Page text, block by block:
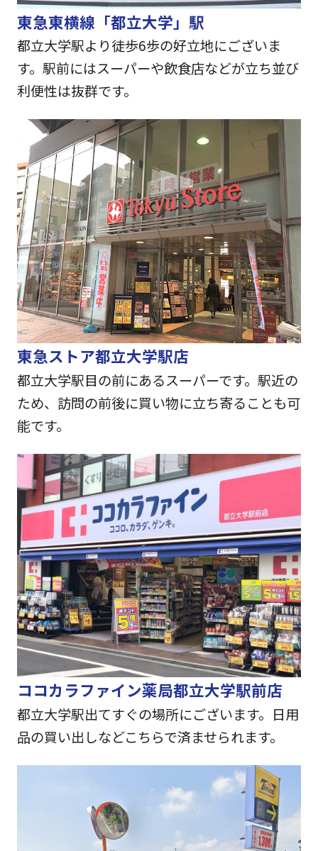
東急東横線「都立大学」駅
都立大学駅より徒歩6歩の好立地にございま
す。駅前にはスーパーや飲食店などが立ち並び
利便性は抜群です。
東急ストア都立大学駅店
都立大学駅目の前にあるスーパーです。駅近の
ため、訪問の前後に買い物に立ち寄ることも可
能です。
ココカラファイン薬局都立大学駅前店
都立大学駅出てすぐの場所にございます。日用
品の買い出しなどこちらで済ませられます。